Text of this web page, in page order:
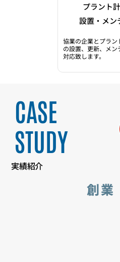
プラント
設置・メン
協業の企業とプラン
の設置、更新、メン
対応致します。
CASE
STUDY
​実績紹介
​創業